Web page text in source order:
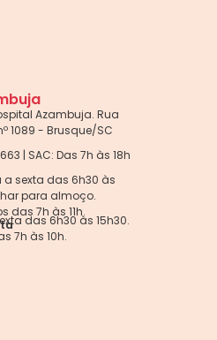
Azambuja. Rua
1089 - Brusque/SC
| SAC: Das 7h às 18h
a sexta das 6h30 às
para almoço.
das 7h às 11h.
das 6h30 às 15h30.
7h às 10h.